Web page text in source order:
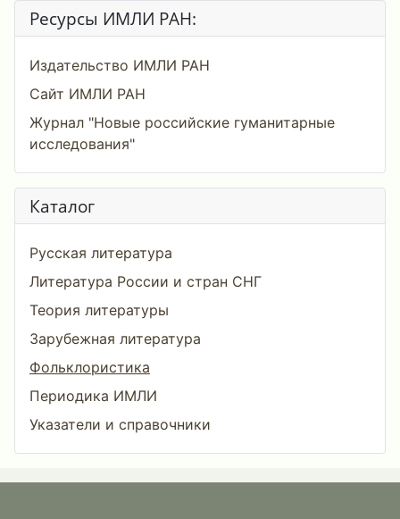
Ресурсы ИМЛИ РАН:
Издательство ИМЛИ РАН
Сайт ИМЛИ РАН
Журнал "Новые российские гуманитарные
исследования"
Каталог
Русская литература
Литература России и стран СНГ
Теория литературы
Зарубежная литература
Фольклористика
Периодика ИМЛИ
Указатели и справочники